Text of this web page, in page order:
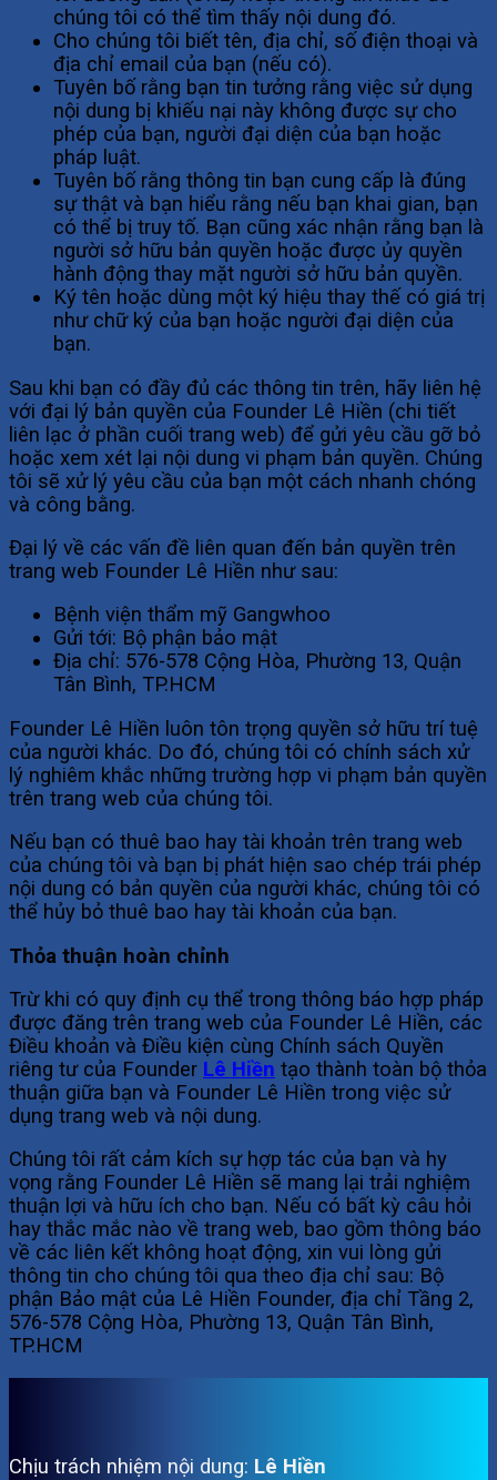
chúng tôi có thể tìm thấy nội dung đó.
Cho chúng tôi biết tên, địa chỉ, số điện thoại và
địa chỉ email của bạn (nếu có).
Tuyên bố rằng bạn tin tưởng rằng việc sử dụng
nội dung bị khiếu nại này không được sự cho
phép của bạn, người đại diện của bạn hoặc
pháp luật.
Tuyên bố rằng thông tin bạn cung cấp là đúng
sự thật và bạn hiểu rằng nếu bạn khai gian, bạn
có thể bị truy tố. Bạn cũng xác nhận rằng bạn là
người sở hữu bản quyền hoặc được ủy quyền
hành động thay mặt người sở hữu bản quyền.
Ký tên hoặc dùng một ký hiệu thay thế có giá trị
như chữ ký của bạn hoặc người đại diện của
bạn.
Sau khi bạn có đầy đủ các thông tin trên, hãy liên hệ
với đại lý bản quyền của Founder Lê Hiền (chi tiết
liên lạc ở phần cuối trang web) để gửi yêu cầu gỡ bỏ
hoặc xem xét lại nội dung vi phạm bản quyền. Chúng
tôi sẽ xử lý yêu cầu của bạn một cách nhanh chóng
và công bằng.
Đại lý về các vấn đề liên quan đến bản quyền trên
trang web Founder Lê Hiền như sau:
Bệnh viện thẩm mỹ Gangwhoo
Gửi tới: Bộ phận bảo mật
Địa chỉ: 576-578 Cộng Hòa, Phường 13, Quận
Tân Bình, TP.HCM
Founder Lê Hiền luôn tôn trọng quyền sở hữu trí tuệ
của người khác. Do đó, chúng tôi có chính sách xử
lý nghiêm khắc những trường hợp vi phạm bản quyền
trên trang web của chúng tôi.
Nếu bạn có thuê bao hay tài khoản trên trang web
của chúng tôi và bạn bị phát hiện sao chép trái phép
nội dung có bản quyền của người khác, chúng tôi có
thể hủy bỏ thuê bao hay tài khoản của bạn.
Thỏa thuận hoàn chỉnh
Trừ khi có quy định cụ thể trong thông báo hợp pháp
được đăng trên trang web của Founder Lê Hiền, các
Điều khoản và Điều kiện cùng Chính sách Quyền
riêng tư của Founder Lê Hiền tạo thành toàn bộ thỏa
thuận giữa bạn và Founder Lê Hiền trong việc sử
dụng trang web và nội dung.
Chúng tôi rất cảm kích sự hợp tác của bạn và hy
vọng rằng Founder Lê Hiền sẽ mang lại trải nghiệm
thuận lợi và hữu ích cho bạn. Nếu có bất kỳ câu hỏi
hay thắc mắc nào về trang web, bao gồm thông báo
về các liên kết không hoạt động, xin vui lòng gửi
thông tin cho chúng tôi qua theo địa chỉ sau: Bộ
phận Bảo mật của Lê Hiền Founder, địa chỉ Tầng 2,
576-578 Cộng Hòa, Phường 13, Quận Tân Bình,
TP.HCM
Chịu trách nhiệm nội dung: Lê Hiền